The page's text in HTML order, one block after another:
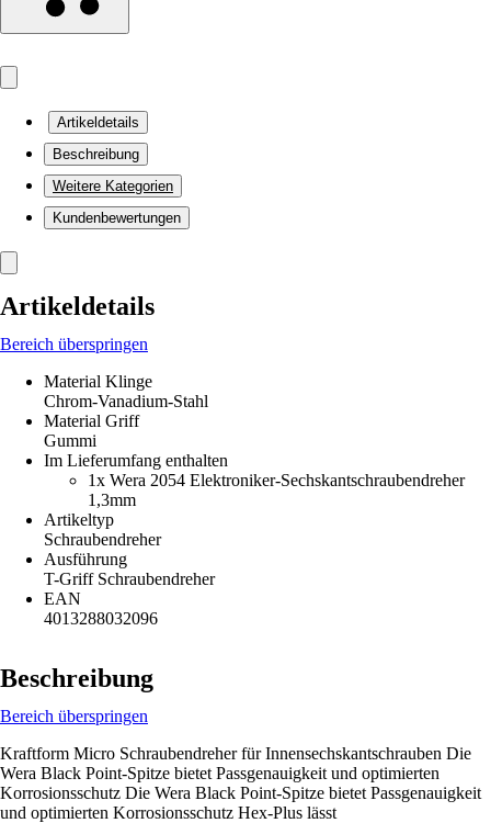
Artikeldetails
Beschreibung
Weitere Kategorien
Kundenbewertungen
Artikeldetails
Bereich überspringen
Material Klinge
Chrom-Vanadium-Stahl
Material Griff
Gummi
Im Lieferumfang enthalten
1x Wera 2054 Elektroniker-Sechskantschraubendreher
1,3mm
Artikeltyp
Schraubendreher
Ausführung
T-Griff Schraubendreher
EAN
4013288032096
Beschreibung
Bereich überspringen
Kraftform Micro Schraubendreher für Innensechskantschrauben Die
Wera Black Point-Spitze bietet Passgenauigkeit und optimierten
Korrosionsschutz Die Wera Black Point-Spitze bietet Passgenauigkeit
und optimierten Korrosionsschutz Hex-Plus lässt